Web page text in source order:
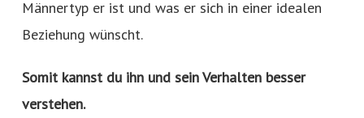
Männertyp er ist und was er sich in einer idealen
Beziehung wünscht.
Somit kannst du ihn und sein Verhalten besser
verstehen.